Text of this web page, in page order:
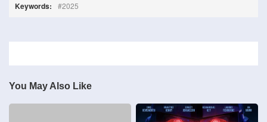
Keywords: 2025
You May Also Like